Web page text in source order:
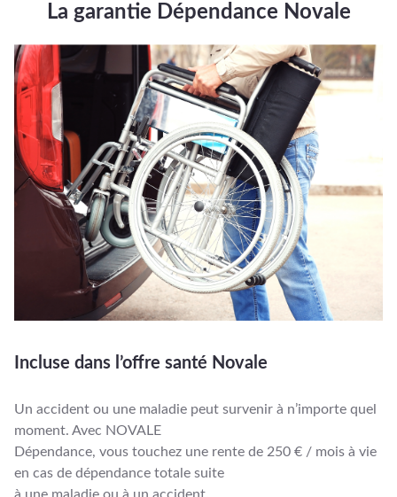
La garantie Dépendance Novale
Incluse dans l’offre santé Novale
Un accident ou une maladie peut survenir à n’importe quel
moment. Avec NOVALE
Dépendance, vous touchez une rente de 250 € / mois à vie
en cas de dépendance totale suite